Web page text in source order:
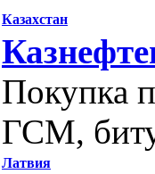
Казахстан
Покупка
ГСМ,
Латвия